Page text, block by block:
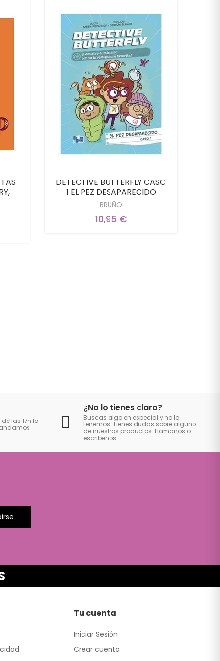
DETECTIVE BUTTERFLY CASO
1 EL PEZ DESAPARECIDO
BRUÑO
10,95 €
las 17h lo
¿No lo tienes claro?
Buscas algo en especial y no lo
tenemos. Tienes dudas sobre alguno
de nuestros productos. Llamanos o
escribenos.
Tu cuenta
Iniciar Sesión
Crear cuenta